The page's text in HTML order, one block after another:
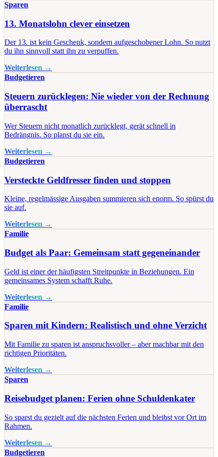
Sparen
13. Monatslohn clever einsetzen
Der 13. ist kein Geschenk, sondern aufgeschobener Lohn. So nutzt
du ihn sinnvoll statt ihn zu verpuffen.
Weiterlesen →
Budgetieren
Steuern zurücklegen: Nie wieder von der Rechnung
überrascht
Wer Steuern nicht monatlich zurücklegt, gerät schnell in
Bedrängnis. So planst du sie ein.
Weiterlesen →
Budgetieren
Versteckte Geldfresser finden und stoppen
Kleine, regelmässige Ausgaben summieren sich enorm. So spürst du
sie auf.
Weiterlesen →
Familie
Budget als Paar: Gemeinsam statt gegeneinander
Geld ist einer der häufigsten Streitpunkte in Beziehungen. Ein
gemeinsames System schafft Ruhe.
Weiterlesen →
Familie
Sparen mit Kindern: Realistisch und ohne Verzicht
Mit Familie zu sparen ist anspruchsvoller – aber machbar mit den
richtigen Prioritäten.
Weiterlesen →
Sparen
Reisebudget planen: Ferien ohne Schuldenkater
So sparst du gezielt auf die nächsten Ferien und bleibst vor Ort im
Rahmen.
Weiterlesen →
Budgetieren